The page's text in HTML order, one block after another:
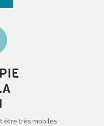
être très mobiles